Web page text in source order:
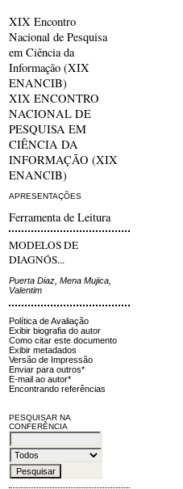
XIX Encontro
Nacional de Pesquisa
em Ciência da
Informação (XIX
ENANCIB)
XIX ENCONTRO
NACIONAL DE
PESQUISA EM
CIÊNCIA DA
INFORMAÇÃO (XIX
ENANCIB)
APRESENTAÇÕES
Ferramenta de Leitura
MODELOS DE
DIAGNÓS...
Puerta Diaz, Mena Mujica,
Valentim
Política de Avaliação
Exibir biografia do autor
Como citar este documento
Exibir metadados
Versão de Impressão
Enviar para outros*
E-mail ao autor*
Encontrando referências
PESQUISAR NA
CONFERÊNCIA